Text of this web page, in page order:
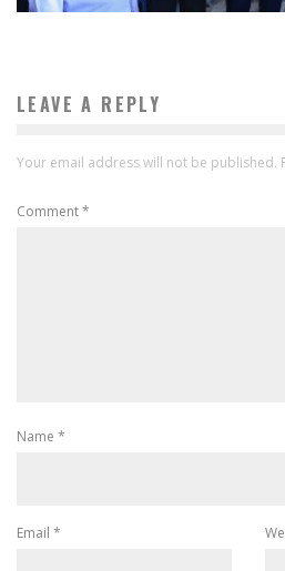
LEAVE A REPLY
Your email address will not be published.
Comment*
Name *
Email *